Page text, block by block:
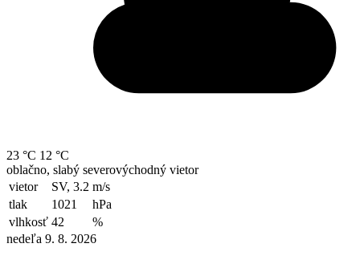
23 °C 12 °C
oblačno, slabý severovýchodný vietor
vietor
SV, 3.2 m/s
tlak
1021
hPa
vlhkosť 42
%
nedeľa 9. 8. 2026